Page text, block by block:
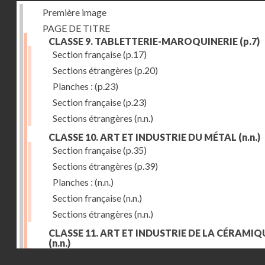
Première image
PAGE DE TITRE
CLASSE 9. TABLETTERIE-MAROQUINERIE (p.7)
Section française(p.17)
Sections étrangères (p.20)
Planches : (p.23)
Section française(p.23)
Sections étrangères (n.n.)
CLASSE 10. ART ET INDUSTRIE DU MÉTAL (n.n.)
Section française(p.35)
Sections étrangères (p.39)
Planches : (n.n.)
Section française(n.n.)
Sections étrangères (n.n.)
CLASSE 11. ART ET INDUSTRIE DE LA
(n.n.)